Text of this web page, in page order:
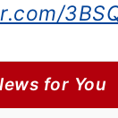
for You